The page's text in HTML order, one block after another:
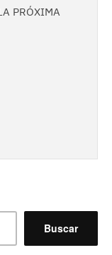
Buscar
PRÓXIMA